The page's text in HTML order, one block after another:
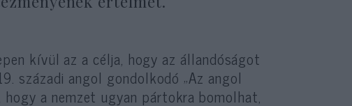
kívül az a célja, hogy az állandóságot
századi angol gondolkodó „Az angol
a nemzet ugyan pártokra bomolhat,